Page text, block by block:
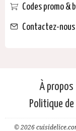
Codes promo &
Contactez-nous
À propos
Politique
© 2026